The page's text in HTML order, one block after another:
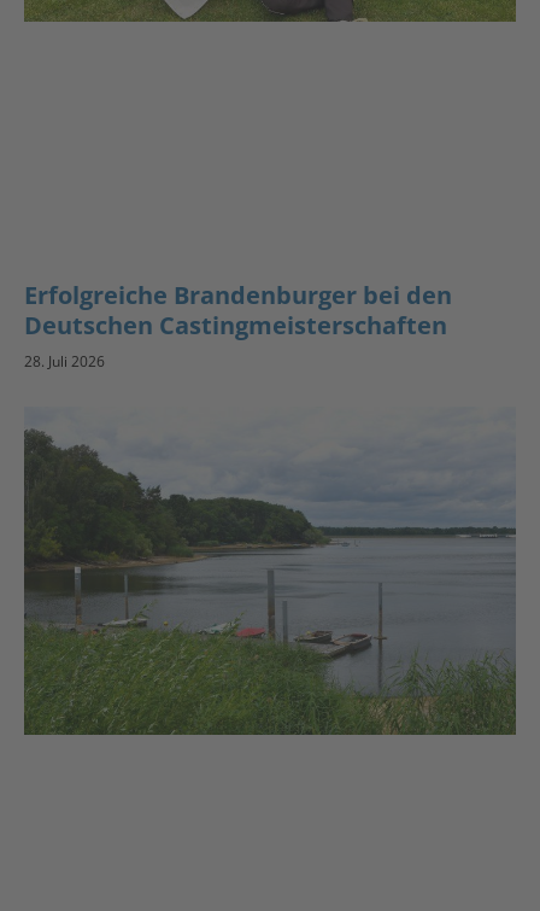
Erfolgreiche Brandenburger bei den
Deutschen Castingmeisterschaften
28. Juli 2026